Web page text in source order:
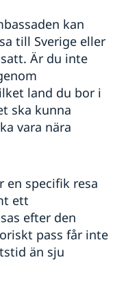
kan
till Sverige eller
Är du inte
land du bor i
ska kunna
vara nära
en specifik resa
ett
efter den
pass får inte
än sju